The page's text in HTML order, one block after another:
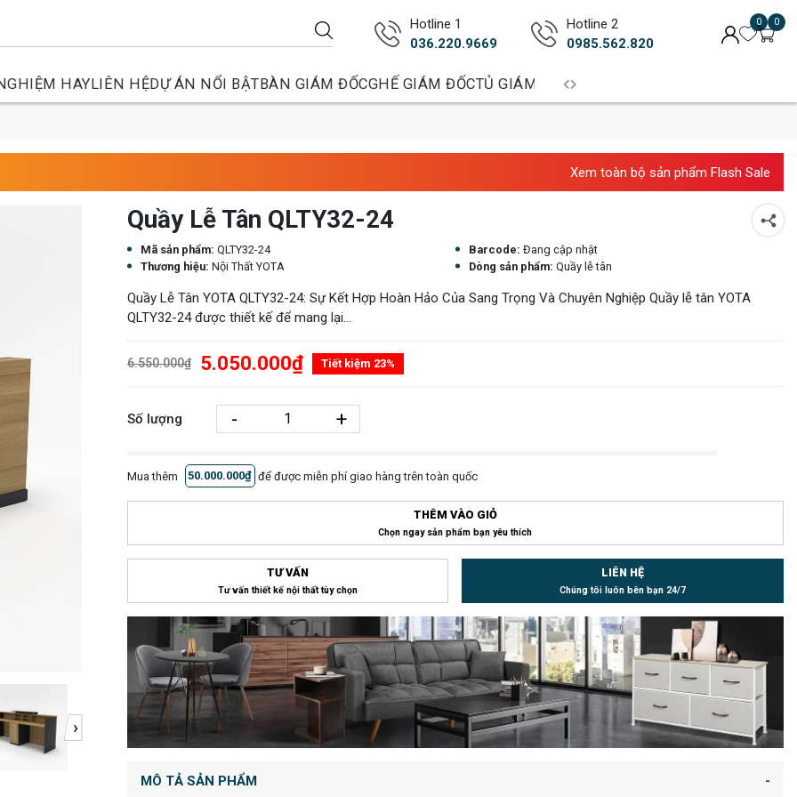
Hotline 1
036.220.9669
Hotline 2
0985.562.820
0 0
HAYLIÊN HỆDỰ ÁN NỔI BẬTBÀN GIÁM ĐỐCGHẾ GIÁM ĐỐCTỦ GIÁM ĐỐCBÀN TRƯỞNG PHÒNG
Xem toàn bộ sản phẩm Flash Sale
›
Quầy Lễ Tân QLTY32-24
Mã sản phẩm: QLTY32-24 Barcode: Đang cập nhật
Thương hiệu: Nội Thất YOTA Dòng sản phẩm: Quầy lễ tân
Quầy Lễ Tân YOTA QLTY32-24: Sự Kết Hợp Hoàn Hảo Của Sang Trọng Và Chuyên Nghiệp Quầy lễ tân YOTA
QLTY32-24 được thiết kế để mang lại...
6.550.000₫ 5.050.000₫ Tiết kiệm 23%
Số lượng - +
Mua thêm 50.000.000₫ để được miễn phí giao hàng trên toàn quốc
THÊM VÀO GIỎ
Chọn ngay sản phẩm bạn yêu thích
TƯ VẤN
Tư vấn thiết kế nội thất tùy chọn
LIÊN HỆ
Chúng tôi luôn bên bạn 24/7
MÔ TẢ SẢN PHẨM